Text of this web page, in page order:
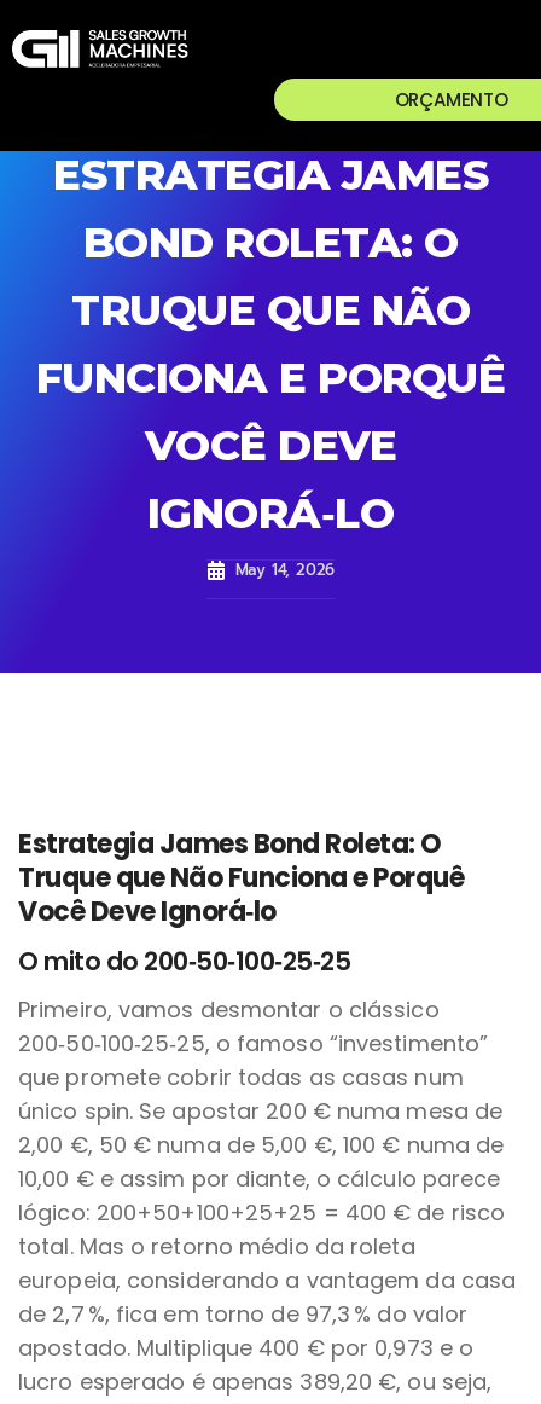
ORÇAMENTO
ESTRATEGIA JAMES
BOND ROLETA: O
TRUQUE QUE NÃO
FUNCIONA E PORQUÊ
VOCÊ DEVE
IGNORÁ‑LO
May 14, 2026
Estrategia James Bond Roleta: O
Truque que Não Funciona e Porquê
Você Deve Ignorá‑lo
O mito do 200‑50‑100‑25‑25
Primeiro, vamos desmontar o clássico
200‑50‑100‑25‑25, o famoso “investimento”
que promete cobrir todas as casas num
único spin. Se apostar 200 € numa mesa de
2,00 €, 50 € numa de 5,00 €, 100 € numa de
10,00 € e assim por diante, o cálculo parece
lógico: 200+50+100+25+25 = 400 € de risco
total. Mas o retorno médio da roleta
europeia, considerando a vantagem da casa
de 2,7 %, fica em torno de 97,3 % do valor
apostado. Multiplique 400 € por 0,973 e o
lucro esperado é apenas 389,20 €, ou seja,